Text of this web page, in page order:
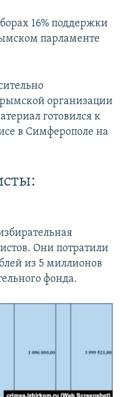
16% поддержки
парламенте
организации
готовился к
в Симферополе на
Они потратили
из 5 миллионов
фонда.